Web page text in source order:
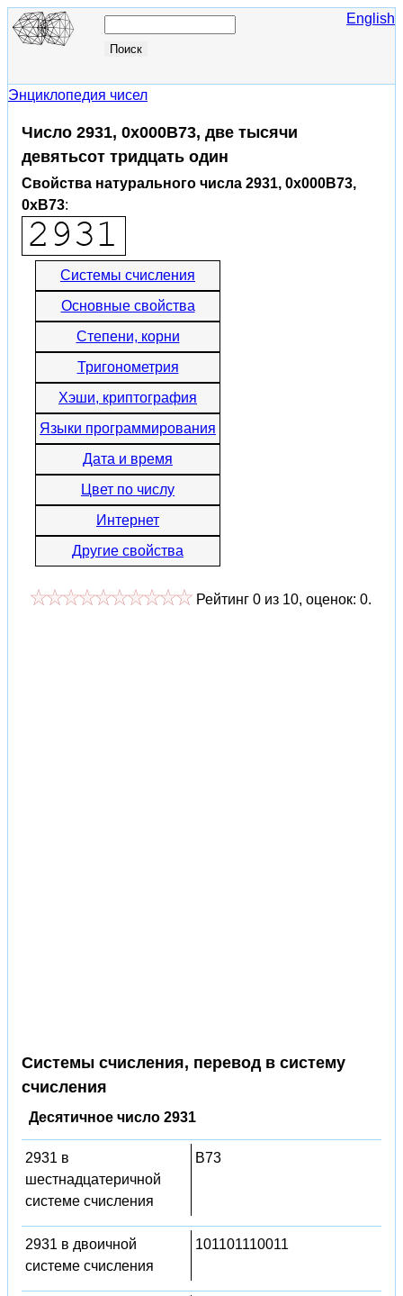
English
Энциклопедия чисел
Число 2931, 0x000B73, две тысячи
девятьсот тридцать один
Свойства натурального числа 2931, 0x000B73,
0xB73:
Системы счисления
Основные свойства
Степени, корни
Тригонометрия
Хэши, криптография
Языки программирования
Дата и время
Цвет по числу
Интернет
Другие свойства
Рейтинг 0 из 10, оценок: 0.
Системы счисления, перевод в систему
счисления
Десятичное число 2931
2931 в
шестнадцатеричной
системе счисления
B73
2931 в двоичной
системе счисления
101101110011